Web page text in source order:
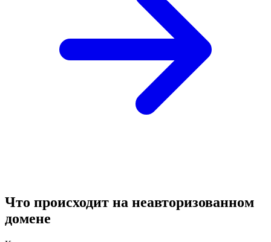
Что происходит на неавторизованном
домене